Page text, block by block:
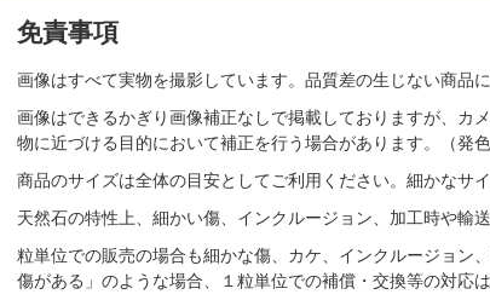
免責事項
画像はすべて実物を撮影しています。品質差の生じない商品
画像はできるかぎり画像補正なしで掲載しておりますが、カ
物に近づける目的において補正を行う場合があります。（発
商品のサイズは全体の目安としてご利用ください。細かなサ
天然石の特性上、細かい傷、インクルージョン、加工時や輸
粒単位での販売の場合も細かな傷、カケ、インクルージョン
傷がある」のような場合、１粒単位での補償・交換等の対応は